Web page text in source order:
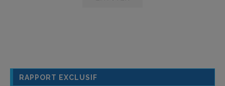
RAPPORT EXCLUSIF